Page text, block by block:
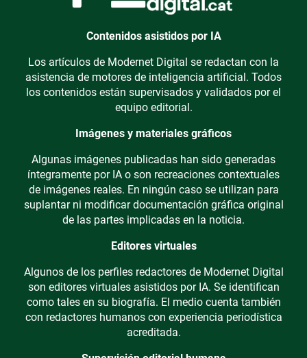
Contenidos asistidos por IA
Los artículos de Modernet Digital se redactan con la
asistencia de motores de inteligencia artificial. Todos
los contenidos están supervisados y validados por el
equipo editorial.
Imágenes y materiales gráficos
Algunas imágenes publicadas han sido generadas
íntegramente por IA o son recreaciones contextuales
de imágenes reales. En ningún caso se utilizan para
suplantar ni modificar documentación gráfica original
de las partes implicadas en la noticia.
Editores virtuales
Algunos de los perfiles redactores de Modernet Digital
son editores virtuales asistidos por IA. Se identifican
como tales en su biografía. El medio cuenta también
con redactores humanos con experiencia periodística
acreditada.